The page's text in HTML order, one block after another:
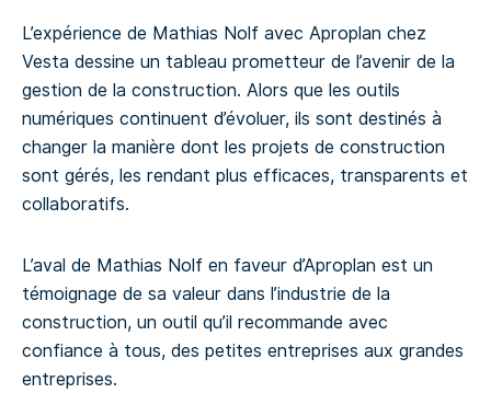
L’expérience de Mathias Nolf avec Aproplan chez
Vesta dessine un tableau prometteur de l’avenir de la
gestion de la construction. Alors que les outils
numériques continuent d’évoluer, ils sont destinés à
changer la manière dont les projets de construction
sont gérés, les rendant plus efficaces, transparents et
collaboratifs.
L’aval de Mathias Nolf en faveur d’Aproplan est un
témoignage de sa valeur dans l’industrie de la
construction, un outil qu’il recommande avec
confiance à tous, des petites entreprises aux grandes
entreprises.